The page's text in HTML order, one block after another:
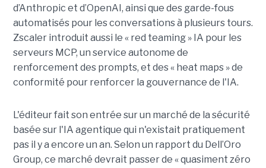
d’Anthropic et d’OpenAI, ainsi que des garde-fous
automatisés pour les conversations à plusieurs tours.
Zscaler introduit aussi le « red teaming » IA pour les
serveurs MCP, un service autonome de
renforcement des prompts, et des « heat maps » de
conformité pour renforcer la gouvernance de l'IA.
L'éditeur fait son entrée sur un marché de la sécurité
basée sur l'IA agentique qui n'existait pratiquement
pas il y a encore un an. Selon un rapport du Dell’Oro
Group, ce marché devrait passer de « quasiment zéro